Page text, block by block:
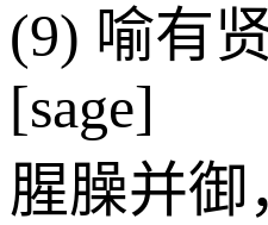
(9) 喻有
[sage]
腥臊并御